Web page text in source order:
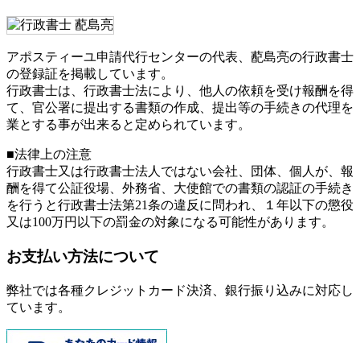
アポスティーユ申請代行センターの代表、蓜島亮の行政書士
の登録証を掲載しています。
行政書士は、行政書士法により、他人の依頼を受け報酬を得
て、官公署に提出する書類の作成、提出等の手続きの代理を
業とする事が出来ると定められています。
■法律上の注意
行政書士又は行政書士法人ではない会社、団体、個人が、報
酬を得て公証役場、外務省、大使館での書類の認証の手続き
を行うと行政書士法第21条の違反に問われ、
１年以下の懲役
又は100万円以下の罰金の対象になる可能性があります。
お支払い方法について
弊社では各種クレジットカード決済、銀行振り込みに対応し
ています。